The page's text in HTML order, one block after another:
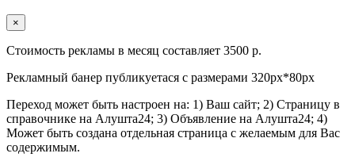
×
Стоимость рекламы в месяц составляет 3500 р.
Рекламный банер публикуетася с размерами 320px*80px
Переход может быть настроен на: 1) Ваш сайт; 2) Страницу в
справочнике на Алушта24; 3) Объявление на Алушта24; 4)
Может быть создана отдельная страница с желаемым для Вас
содержимым.